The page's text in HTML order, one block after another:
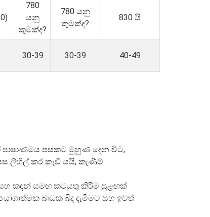
780
යනු
කුමක්ද?
780 යනු
කුමක්ද?
830 යි
30-39 30-39 40-49
පාෂාණමය පසකට මුහුණ දෙන විට,
ලිහිල් කර කැඩී යයි, කැණීම්
කඳන් සමඟ කටයුතු කිරීම සුළඟක්
බාධක බිඳ දැමීමට සහ ඉවත්